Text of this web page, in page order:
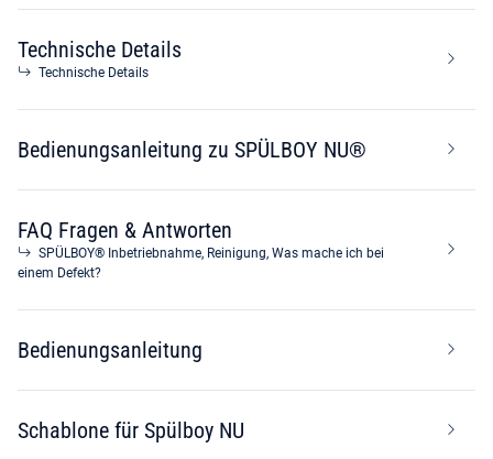
Technische Details
Technische Details
Bedienungsanleitung zu SPÜLBOY NU®
FAQ Fragen & Antworten
SPÜLBOY® Inbetriebnahme, Reinigung, Was mache ich bei
einem Defekt?
Bedienungsanleitung
Schablone für Spülboy NU